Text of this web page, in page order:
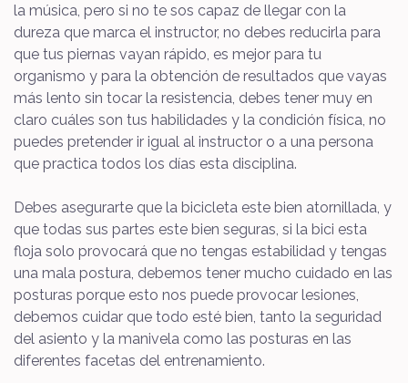
la música, pero si no te sos capaz de llegar con la
dureza que marca el instructor, no debes reducirla para
que tus piernas vayan rápido, es mejor para tu
organismo y para la obtención de resultados que vayas
más lento sin tocar la resistencia, debes tener muy en
claro cuáles son tus habilidades y la condición física, no
puedes pretender ir igual al instructor o a una persona
que practica todos los días esta disciplina.
Debes asegurarte que la bicicleta este bien atornillada, y
que todas sus partes este bien seguras, si la bici esta
floja solo provocará que no tengas estabilidad y tengas
una mala postura, debemos tener mucho cuidado en las
posturas porque esto nos puede provocar lesiones,
debemos cuidar que todo esté bien, tanto la seguridad
del asiento y la manivela como las posturas en las
diferentes facetas del entrenamiento.